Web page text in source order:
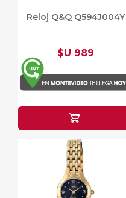
Reloj Q&Q Q594J004Y
$U 989